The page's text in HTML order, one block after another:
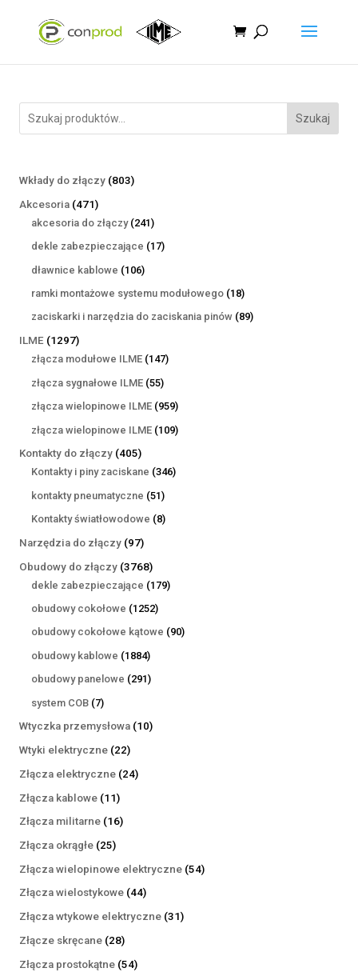
Szukaj
Wkłady do złączy 803803
Akcesoria 471471
produktów
akcesoria do złączy 241241
produktów
dekle zabezpieczające 1717
dławnice kablowe 106106
produktów
ramki montażowe systemu modułowego 1818
produktów
zaciskarki i narzędzia do zaciskania pinów 8989
ILME 12971297
produktów
złącza modułowe ILME 147147
złącza sygnałowe ILME 5555
produktów
złącza wielopinowe ILME 959959
produktów
złącza wielopinowe ILME 109109
Kontakty do złączy 405405
produktów
Kontakty i piny zaciskane 346346
kontakty pneumatyczne 5151
produktów
Kontakty światłowodowe 88
Narzędzia do złączy 9797
produktów
Obudowy do złączy 37683768
produktów
dekle zabezpieczające 179179
obudowy cokołowe 12521252
produkty
obudowy cokołowe kątowe 9090
obudowy kablowe 18841884
produkty
obudowy panelowe 291291
system COB 77
produktów
Wtyczka przemysłowa 1010
Wtyki elektryczne 2222
produkty
Złącza elektryczne 2424
Złącza kablowe 1111
produktów
Złącza militarne 1616
Złącza okrągłe 2525
produktów
Złącza wielopinowe elektryczne 5454
Złącza wielostykowe 4444
produkty
Złącza wtykowe elektryczne 3131
Złącze skręcane 2828
produktów
Złącza prostokątne 5454